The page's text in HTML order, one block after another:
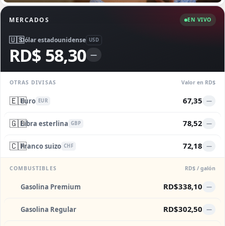
MERCADOS EN VIVO
🇺🇸Dólar estadounidense USD
RD$ 58,30 —
OTRAS DIVISAS Valor en RD$
🇪🇺Euro EUR 67,35 —
🇬🇧Libra esterlina GBP 78,52 —
🇨🇭Franco suizo CHF 72,18 —
COMBUSTIBLES RD$ / galón
Gasolina Premium RD$338,10 —
Gasolina Regular RD$302,50 —